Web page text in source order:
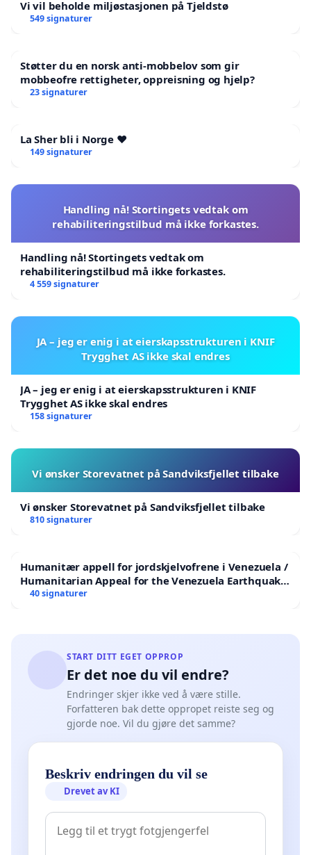
Vi vil beholde miljøstasjonen på Tjeldstø
549 signaturer
Støtter du en norsk anti-mobbelov som gir
mobbeofre rettigheter, oppreisning og hjelp?
23 signaturer
La Sher bli i Norge ❤️
149 signaturer
Handling nå! Stortingets vedtak om
rehabiliteringstilbud må ikke forkastes.
Handling nå! Stortingets vedtak om
rehabiliteringstilbud må ikke forkastes.
4 559 signaturer
JA – jeg er enig i at eierskapsstrukturen i KNIF
Trygghet AS ikke skal endres
JA – jeg er enig i at eierskapsstrukturen i KNIF
Trygghet AS ikke skal endres
158 signaturer
Vi ønsker Storevatnet på Sandviksfjellet tilbake
Vi ønsker Storevatnet på Sandviksfjellet tilbake
810 signaturer
Humanitær appell for jordskjelvofrene i Venezuela /
Humanitarian Appeal for the Venezuela Earthquake
Victims
40 signaturer
START DITT EGET OPPROP
Er det noe du vil endre?
Endringer skjer ikke ved å være stille.
Forfatteren bak dette oppropet reiste seg og
gjorde noe. Vil du gjøre det samme?
Beskriv endringen du vil se
Drevet av KI